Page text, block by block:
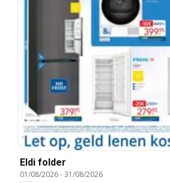
Eldi folder
01/08/2026-31/08/2026